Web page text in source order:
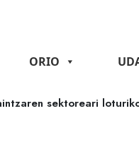
ORIO
sektoreari